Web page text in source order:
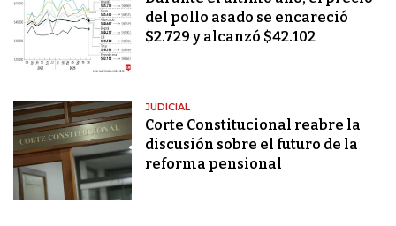
del pollo asado se encareció
$2.729 y alcanzó $42.102
JUDICIAL
Corte Constitucional reabre la
discusión sobre el futuro de la
reforma pensional